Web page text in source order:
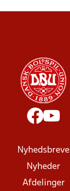
Nyhedsbreve
Nyheder
Afdelinger